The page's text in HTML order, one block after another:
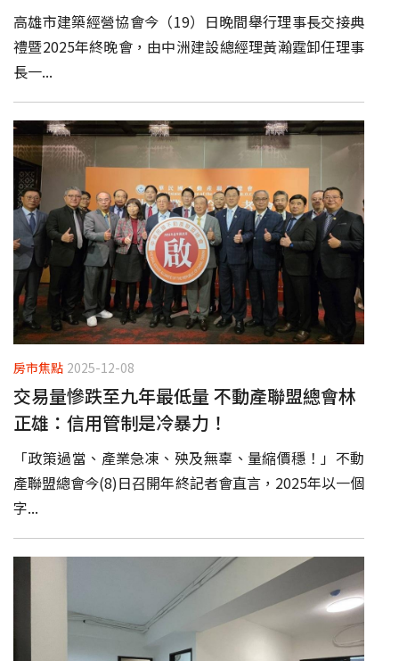
高雄市建築經營協會今（19）日晚間舉行理事長交接典
禮暨2025年終晚會，由中洲建設總經理黃瀚霆卸任理事
長一...
房市焦點 2025-12-08
交易量慘跌至九年最低量 不動產聯盟總會林
正雄：信用管制是冷暴力！
「政策過當、產業急凍、殃及無辜、量縮價穩！」不動
產聯盟總會今(8)日召開年終記者會直言，2025年以一個
字...